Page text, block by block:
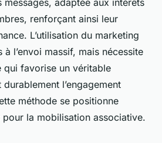
messages, adaptée aux intérêts
renforçant ainsi leur
L’utilisation du marketing
à l’envoi massif, mais nécessite
qui favorise un véritable
l’engagement
méthode se positionne
la mobilisation associative.